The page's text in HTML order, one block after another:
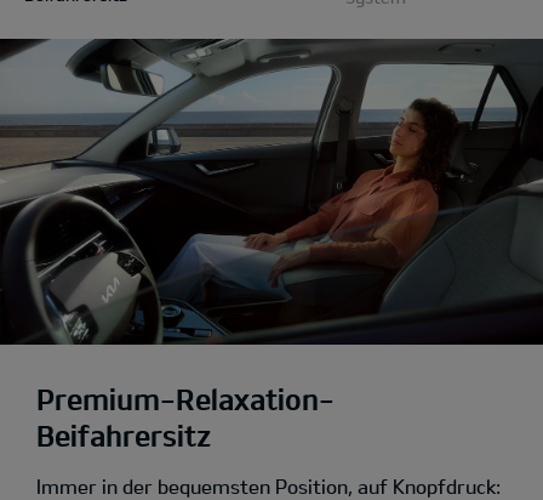
Premium-Relaxation-
Beifahrersitz
Immer in der bequemsten Position, auf Knopfdruck: